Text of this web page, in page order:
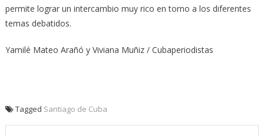
permite lograr un intercambio muy rico en torno a los diferentes
temas debatidos.
Yamilé Mateo Arañó y Viviana Muñiz / Cubaperiodistas
Tagged Santiago de Cuba